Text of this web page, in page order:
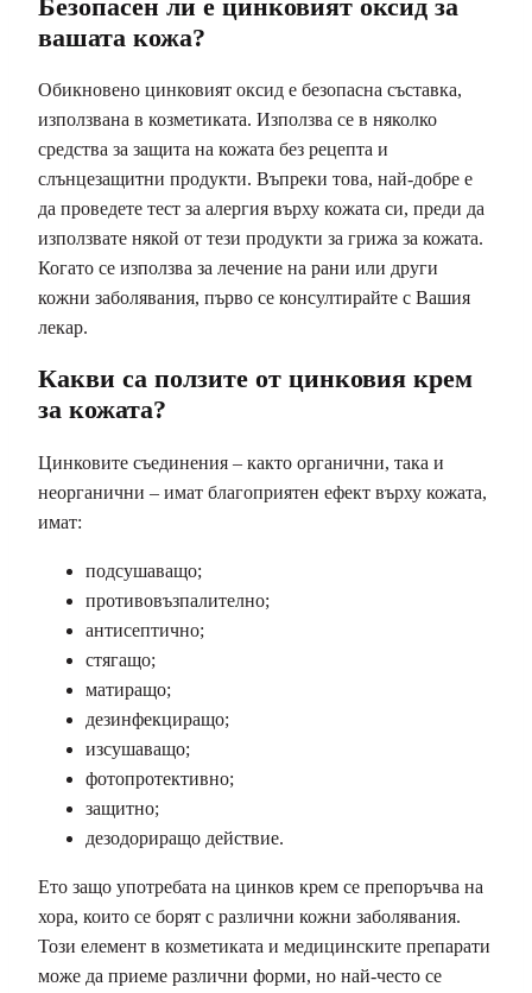
Безопасен ли е цинковият оксид за
вашата кожа?
Обикновено цинковият оксид е безопасна съставка,
използвана в козметиката. Използва се в няколко
средства за защита на кожата без рецепта и
слънцезащитни продукти. Въпреки това, най-добре е
да проведете тест за алергия върху кожата си, преди да
използвате някой от тези продукти за грижа за кожата.
Когато се използва за лечение на рани или други
кожни заболявания, първо се консултирайте с Вашия
лекар.
Какви са ползите от цинковия крем
за кожата?
Цинковите съединения – както органични, така и
неорганични – имат благоприятен ефект върху кожата,
имат:
подсушаващо;
противовъзпалително;
антисептично;
стягащо;
матиращо;
дезинфекциращо;
изсушаващо;
фотопротективно;
защитно;
дезодориращо действие.
Ето защо употребата на цинков крем се препоръчва на
хора, които се борят с различни кожни заболявания.
Този елемент в козметиката и медицинските препарати
може да приеме различни форми, но най-често се